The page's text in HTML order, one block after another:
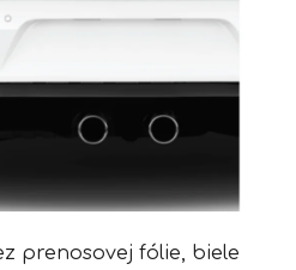
prenosovej fólie, biele